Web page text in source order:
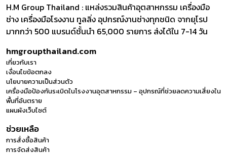
H.M Group Thailand : แหล่งรวมสินค้าอุตสาหกรรม เครื่องมือ
ช่าง เครื่องมือโรงงาน ทูลลิ่ง อุปกรณ์งานช่างทุกชนิด จากยุโรป
มากกว่า 500 แบรนด์ชั้นนำ 65,000 รายการ ส่งได้ใน 7-14 วัน
hmgroupthailand.com
เกี่ยวกับเรา
เงื่อนไขข้อตกลง
นโยบายความเป็นส่วนตัว
เครื่องมือป้องกันระเบิดในโรงงานอุตสาหกรรม – อุปกรณ์ที่ช่วยลดความเสี่ยงใน
พื้นที่อันตราย
แผนผังเว็บไซต์
ช่วยเหลือ
การสั่งซื้อสินค้า
การจัดส่งสินค้า